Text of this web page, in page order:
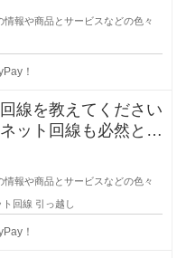
情報や商品とサービスなどの色々
！
線を教えてください
ット回線も必然と変
情報や商品とサービスなどの色々
ト回線 引っ越し
！